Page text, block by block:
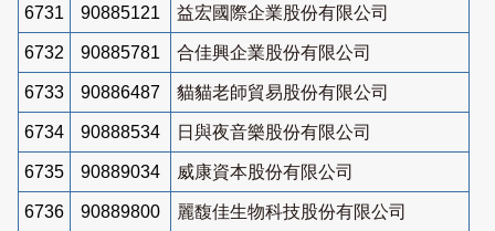
6731 90885121 益宏國際企業股份有限公司
6732 90885781 合佳興企業股份有限公司
6733 90886487 貓貓老師貿易股份有限公司
6734 90888534 日與夜音樂股份有限公司
6735 90889034 威康資本股份有限公司
6736 90889800 麗馥佳生物科技股份有限公司